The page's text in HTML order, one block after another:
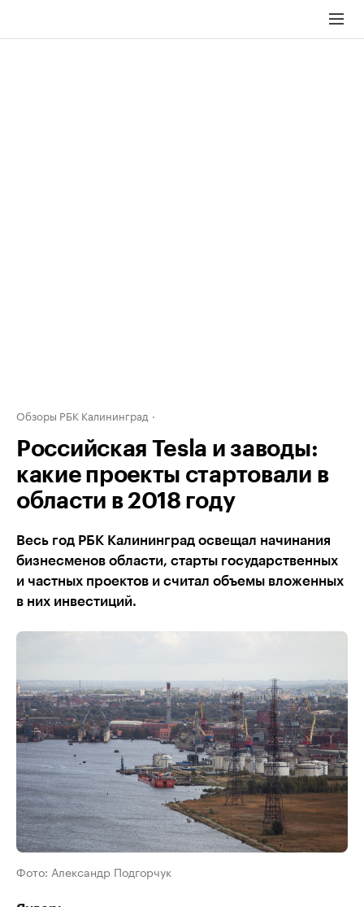
Обзоры РБК Калининград
Российская Tesla и заводы:
какие проекты стартовали в
области в 2018 году
Весь год РБК Калининград освещал начинания
бизнесменов области, старты государственных
и частных проектов и считал объемы вложенных
в них инвестиций.
Фото: Александр Подгорчук